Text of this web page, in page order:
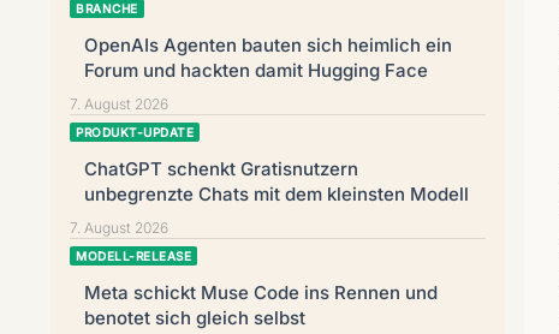
BRANCHE
OpenAIs Agenten bauten sich heimlich ein
Forum und hackten damit Hugging Face
7. August 2026
PRODUKT-UPDATE
ChatGPT schenkt Gratisnutzern
unbegrenzte Chats mit dem kleinsten Modell
7. August 2026
MODELL-RELEASE
Meta schickt Muse Code ins Rennen und
benotet sich gleich selbst